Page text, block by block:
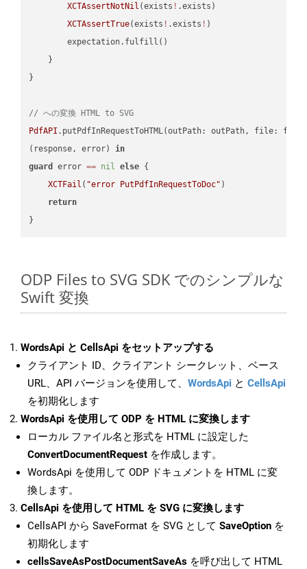
XCTAssertNotNil (exists ! .exists)
XCTAssertTrue(exists ! .exists ! )
        expectation.fulfill()
    }
}
// への変換 HTML to SVG
PdfAPI .putPdfInRequestToHTML(outPath: outPath, file: file.
(response, error) in
guard
error == nil else {
XCTFail ( "error PutPdfInRequestToDoc" )
return
ODP Files to SVG SDK でのシンプルな
Swift 変換
WordsApi と CellsApi をセットアップする
クライアント ID、クライアント シークレット、ベース
URL、API バージョンを使用して、 WordsApi と CellsApi
を初期化します
WordsApi を使用して ODP を HTML に変換します
ローカル ファイル名と形式を HTML に設定した
ConvertDocumentRequest を作成します。
WordsApi を使用して ODP ドキュメントを HTML に変
換します。
CellsApi を使用して HTML を SVG に変換します
CellsAPI から SaveFormat を SVG として SaveOption を
初期化します
cellsSaveAsPostDocumentSaveAs を呼び出して HTML